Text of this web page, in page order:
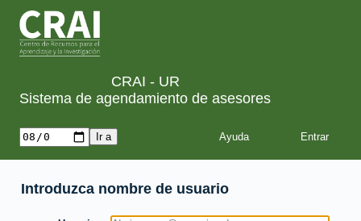
CRAI - UR
Sistema de agendamiento de asesores
Ayuda
Introduzca nombre de usuario